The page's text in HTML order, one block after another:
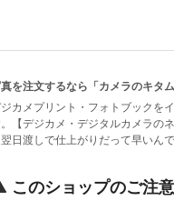
を注文するなら「カメラのキタム
カメプリント・フォトブックを
【デジカメ・デジタルカメラの
日渡しで仕上がりだって早いんで
このショップのご注